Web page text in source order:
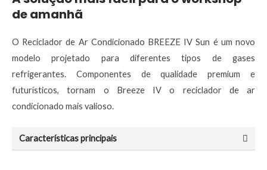
de amanhã
O Reciclador de Ar Condicionado BREEZE IV Sun é um novo
modelo projetado para diferentes tipos de gases
refrigerantes. Componentes de qualidade premium e
futurísticos, tornam o Breeze IV o reciclador de ar
condicionado mais valioso.
Características principais